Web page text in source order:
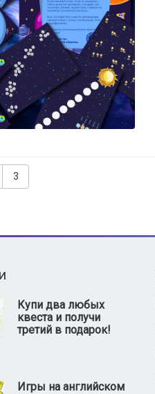
3
Купи два любых
квеста и получи
третий в подарок!
Игры на английском